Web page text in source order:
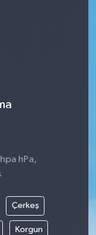
hPa,
Çerkeş
Korgun